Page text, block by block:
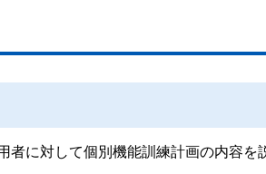
者に対して個別機能訓練計画の内容を